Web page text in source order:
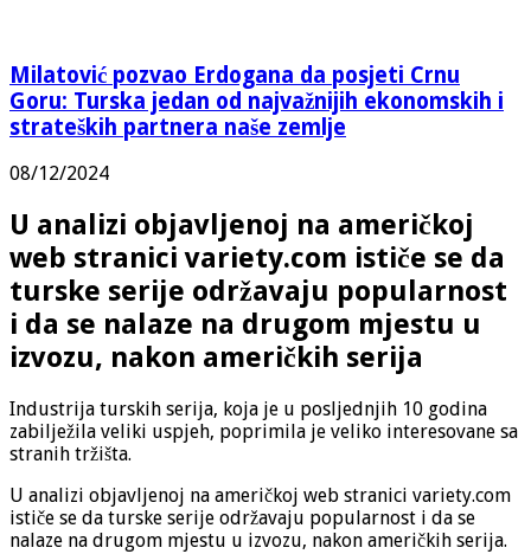
Milatović pozvao Erdogana da posjeti Crnu
Goru: Turska jedan od najvažnijih ekonomskih i
strateških partnera naše zemlje
08/12/2024
U analizi objavljenoj na američkoj
web stranici variety.com ističe se da
turske serije održavaju popularnost
i da se nalaze na drugom mjestu u
izvozu, nakon američkih serija
Industrija turskih serija, koja je u posljednjih 10 godina
zabilježila veliki uspjeh, poprimila je veliko interesovane sa
stranih tržišta.
U analizi objavljenoj na američkoj web stranici variety.com
ističe se da turske serije održavaju popularnost i da se
nalaze na drugom mjestu u izvozu, nakon američkih serija.